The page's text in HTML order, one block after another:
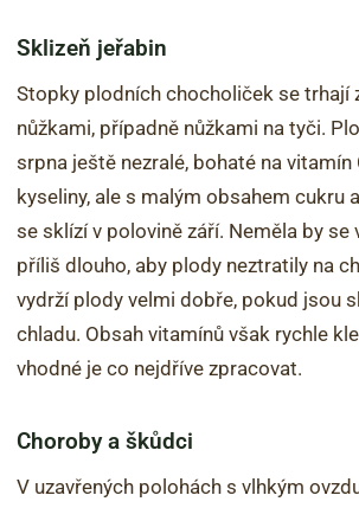
Sklizeň jeřabin
Stopky plodních chocholiček se trhají
nůžkami, případně nůžkami na tyči.
srpna ještě nezralé, bohaté na vitamín
kyseliny, ale s malým obsahem cukru
se sklízí v polovině září. Neměla by se
příliš dlouho, aby plody neztratily na
vydrží plody velmi dobře, pokud jsou
chladu. Obsah vitamínů však rychle
vhodné je co nejdříve zpracovat.
Choroby a škůdci
V uzavřených polohách s vlhkým